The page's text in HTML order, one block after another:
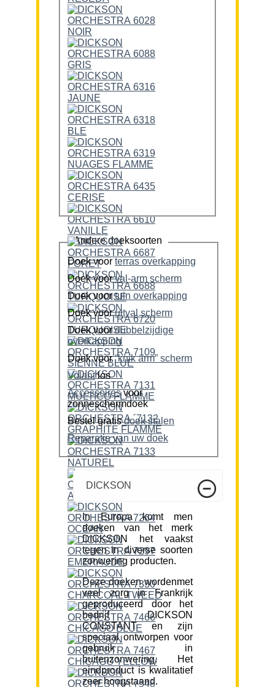
Andere doeksoorten
Doek voor terras overkapping
Doek voor
val-arm scherm
Doek voor
tuin overkapping
Doek voor
uitval scherm
Doek voordubbelzijdige
overkapping
Doek voor
“knik arm” scherm
Volantlos
Accessoiresvoor
zonneschermdoek
Bestel gratis doek stalen
Reparatie van uw doek
DICKSON
In Europa komt men
doeken van het merk
DICKSON het vaakst
tegen in diverse soorten
zonwering producten.
Deze doeken wordenmet
veel zorg in Frankrijk
geproduceerd door het
bedrijf DICKSON
CONSTANT en zijn
speciaal ontworpen voor
gebruik in
buitenzonwering. Het
eindproduct is kwalitatief
zeer hoogstaand.